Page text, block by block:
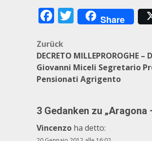
Facebook
Twitter
Share
Zurück
DECRETO MILLEPROROGHE
Giovanni Miceli Segretario
Pensionati Agrigento
3 Gedanken zu „Aragona
Vincenzo ha detto: